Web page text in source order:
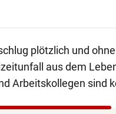
plötzlich und
aus dem
Arbeitskollegen sind